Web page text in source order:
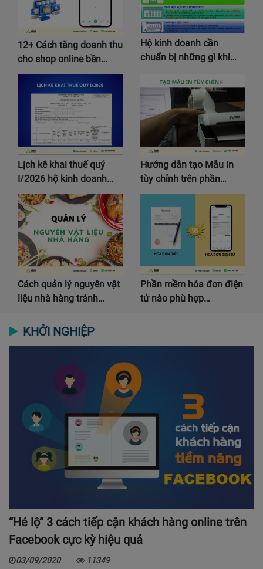
12+ Cách tăng doanh thu
cho shop online bền…
Hộ kinh doanh cần
chuẩn bị những gì khi…
Lịch kê khai thuế quý
I/2026 hộ kinh doanh…
Hướng dẫn tạo Mẫu in
tùy chỉnh trên phần…
Cách quản lý nguyên vật
liệu nhà hàng tránh…
Phần mềm hóa đơn điện
tử nào phù hợp…
KHỞI NGHIỆP
“Hé lộ” 3 cách tiếp cận khách hàng online trên
Facebook cực kỳ hiệu quả
03/09/2020 11349